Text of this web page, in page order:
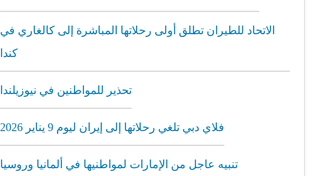
الاتحاد للطيران تطلق أولى رحلاتها المباشرة إلى كالغاري في
كندا
تحذير للمواطنين في نيوزيلندا
فلاي دبي تلغي رحلاتها إلى إيران ليوم 9 يناير 2026
تنبيه عاجل من الإمارات لمواطنيها في ألمانيا وروسيا